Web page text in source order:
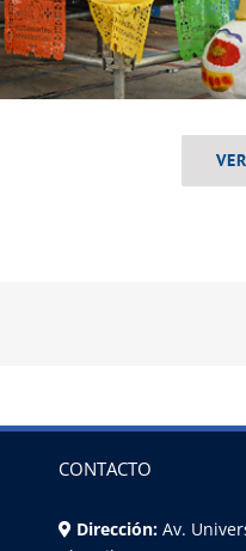
CONTACTO
Dirección: Av.